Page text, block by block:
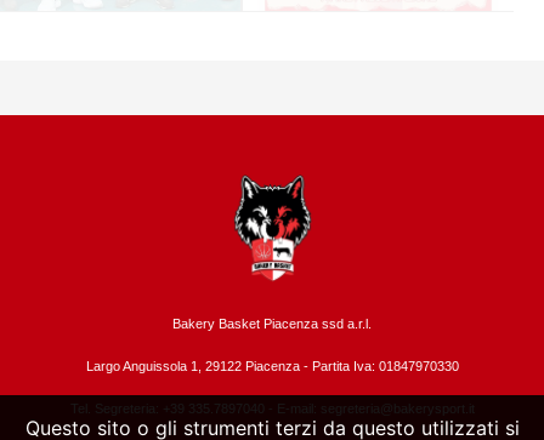
Bakery Basket Piacenza ssd a.r.l.
Largo Anguissola 1, 29122 Piacenza - Partita Iva: 01847970330
Tel. Segreteria: +39 335.7897040 - E-mail: segreteria@bakerysport.it
Questo sito o gli strumenti terzi da questo utilizzati si